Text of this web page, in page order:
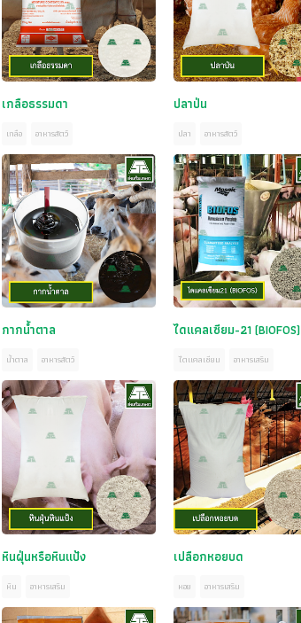
เกลือธรรมดา
เกลือ อาหารสัตว์
ปลาป่น
ปลา อาหารสัตว์
กากน้ำตาล
น้ำตาล อาหารสัตว์
ไดแคลเซียม-21 (BIOFOS)
ไดแคลเซียม อาหารเสริม
หินฝุ่นหรือหินแป้ง
หิน อาหารเสริม
เปลือกหอยบด
หอย อาหารเสริม